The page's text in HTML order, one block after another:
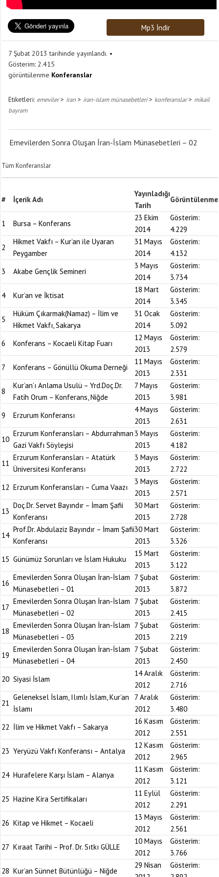
Mp3 İndir
7 Şubat 2013 tarihinde yayınlandı.
Gösterim: 2.415
görüntülenme Konferanslar
Etiketleri: emeviler> iran > iran-islam münasebetleri> konferanslar> mikail
bayram
Emevilerden Sonra Oluşan İran-İslam Münasebetleri – 02
Tüm Konferanslar
# İçerik Adı
Yayınladığı
Tarih
Görüntülenme
1 Bursa – Konferans
23 Ekim
2014
Gösterim:
4.229
2
Hikmet Vakfı – Kur’an ile Uyaran
Peygamber
31 Mayıs
2014
Gösterim:
4.132
3
Akabe Gençlik Semineri
3 Mayıs
2014
Gösterim:
3.734
4
Kur’an ve İktisat
18 Mart
2014
Gösterim:
3.345
5
Hüküm Çıkarmak(Namaz) – İlim ve
Hikmet Vakfı, Sakarya
31 Ocak
2014
Gösterim:
5.092
6
Konferans – Kocaeli Kitap Fuarı
12 Mayıs
2013
Gösterim:
2.579
7
Konferans – Gönüllü Okuma Derneği
11 Mayıs
2013
Gösterim:
2.331
8
Kur’an’ı Anlama Usulü – Yrd.Doç.Dr.
Fatih Orum – Konferans, Niğde
7 Mayıs
2013
Gösterim:
3.981
9
Erzurum Konferansı
4 Mayıs
2013
Gösterim:
2.631
10
Erzurum Konferansları – Abdurrahman
Gazi Vakfı Söyleşisi
3 Mayıs
2013
Gösterim:
4.182
11
Erzurum Konferansları – Atatürk
Üniversitesi Konferansı
3 Mayıs
2013
Gösterim:
2.722
12 Erzurum Konferansları – Cuma Vaazı
3 Mayıs
2013
Gösterim:
2.571
13
Doç.Dr. Servet Bayındır – İmam Şafii
Konferansı
30 Mart
2013
Gösterim:
2.728
14
Prof.Dr. Abdulaziz Bayındır – İmam Şafii
Konferansı
30 Mart
2013
Gösterim:
3.326
15 Günümüz Sorunları ve İslam Hukuku
15 Mart
2013
Gösterim:
3.122
16
Emevilerden Sonra Oluşan İran-İslam
Münasebetleri – 01
7 Şubat
2013
Gösterim:
3.872
17
Emevilerden Sonra Oluşan İran-İslam
Münasebetleri – 02
7 Şubat
2013
Gösterim:
2.415
18
Emevilerden Sonra Oluşan İran-İslam
Münasebetleri – 03
7 Şubat
2013
Gösterim:
2.219
19
Emevilerden Sonra Oluşan İran-İslam
Münasebetleri – 04
7 Şubat
2013
Gösterim:
2.450
20 Siyasi İslam
14 Aralık
2012
Gösterim:
2.716
21
Geleneksel İslam, Ilımlı İslam, Kur’an
İslamı
7 Aralık
2012
Gösterim:
3.480
22 İlim ve Hikmet Vakfı – Sakarya
16 Kasım
2012
Gösterim:
2.551
23 Yeryüzü Vakfı Konferansı – Antalya
12 Kasım
2012
Gösterim:
2.965
24 Hurafelere Karşı İslam – Alanya
11 Kasım
2012
Gösterim:
3.121
25 Hazine Kira Sertifikaları
11 Eylül
2012
Gösterim:
2.291
26 Kitap ve Hikmet – Kocaeli
13 Mayıs
2012
Gösterim:
2.561
27 Kıraat Tarihi – Prof. Dr. Sıtkı GÜLLE
10 Mayıs
2012
Gösterim:
3.766
28 Kur’an Sünnet Bütünlüğü – Niğde
29 Nisan
Gösterim: